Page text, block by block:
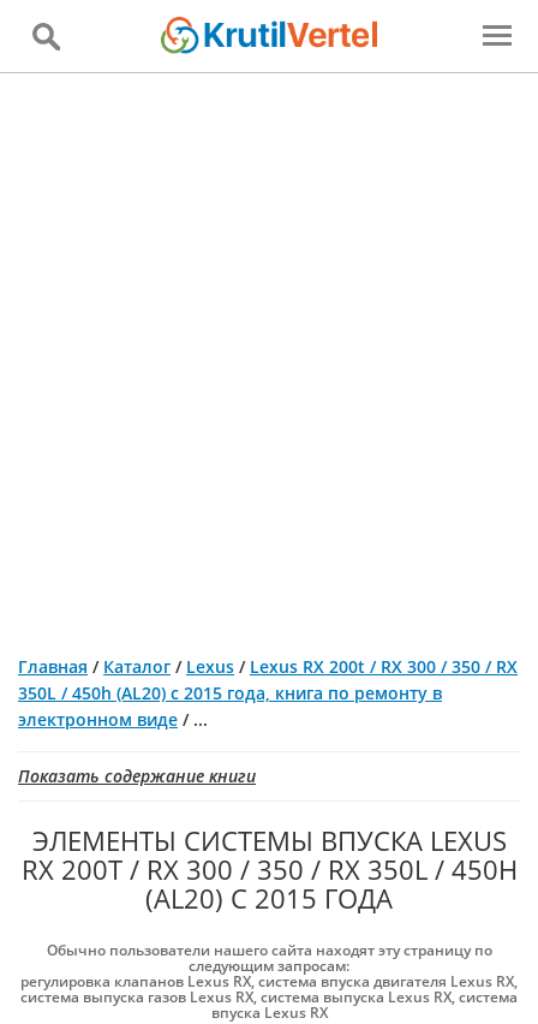
Главная / Каталог / Lexus / Lexus RX 200t / RX 300 / 350 / RX
350L / 450h (AL20) с 2015 года, книга по ремонту в
электронном виде / ...
Показать содержание книги
ЭЛЕМЕНТЫ СИСТЕМЫ ВПУСКА LEXUS
RX 200T / RX 300 / 350 / RX 350L / 450H
(AL20) С 2015 ГОДА
Обычно пользователи нашего сайта находят эту страницу по
следующим запросам:
регулировка клапанов Lexus RX,система впуска двигателя Lexus RX,
система выпуска газов Lexus RX,система выпуска Lexus RX,система
впуска Lexus RX